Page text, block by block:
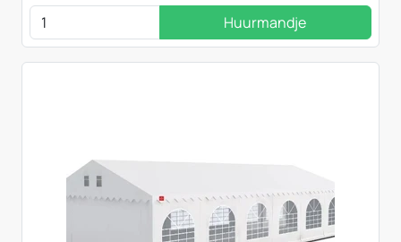
Huurmandje